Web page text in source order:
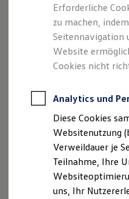
Leasing
Leasing-
Junge
Elektroauto
Kleinwagen-
Leasing
Autokredit
Versicherungen
Kfz-
Garantien
Wartungsverträge
Geschäftskunden
Professional
Großkunden
Behörden
Kompakt.
Der
Erforderliche
zu machen,
Seitennavigation
Website
Cookies nicht
Analytics und
Diese Cookies
Websitenutzung
Verweildauer je
Teilnahme, Ihre
uns, Ihr